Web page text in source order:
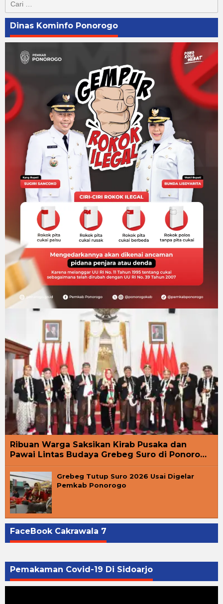
untuk:
Dinas Kominfo Ponorogo
Ribuan Warga Saksikan Kirab Pusaka dan
Pawai Lintas Budaya Grebeg Suro di Ponoro…
Grebeg Tutup Suro 2026 Usai Digelar
Pemkab Ponorogo
FaceBook Cakrawala 7
Pemakaman Covid-19 Di Sidoarjo